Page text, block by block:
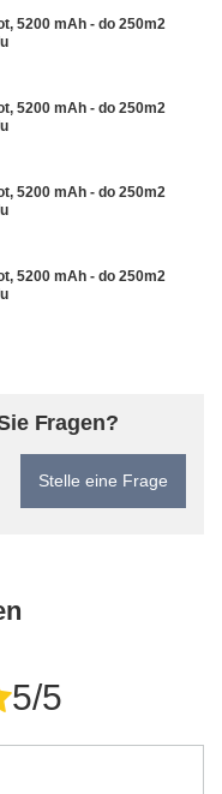
5200 mAh - do 250m2
5200 mAh - do 250m2
5200 mAh - do 250m2
5200 mAh - do 250m2
Fragen?
Stelle eine Frage
5/5